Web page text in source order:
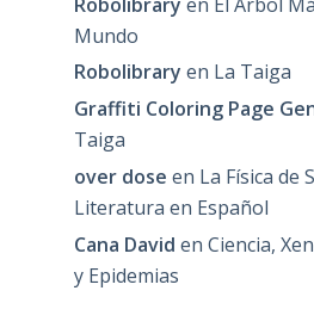
Mundo
Robolibrary en La Taiga
Graffiti Coloring Page
Taiga
over dose en La Física de
Literatura en Español
Cana David en Ciencia,
y Epidemias